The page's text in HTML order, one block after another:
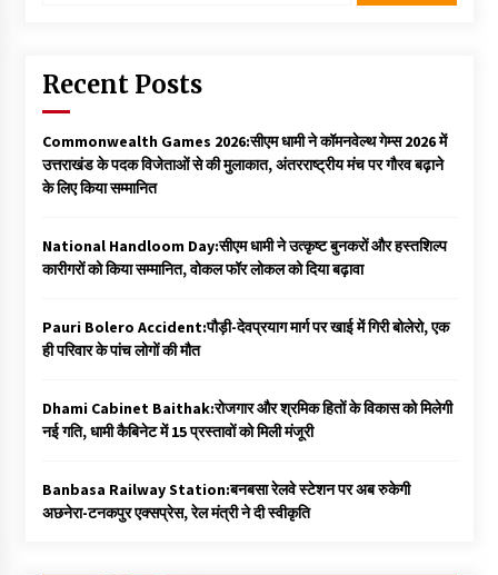
Recent Posts
Commonwealth Games 2026:सीएम धामी ने कॉमनवेल्थ गेम्स 2026 में
उत्तराखंड के पदक विजेताओं से की मुलाकात, अंतरराष्ट्रीय मंच पर गौरव बढ़ाने
के लिए किया सम्मानित
National Handloom Day:सीएम धामी ने उत्कृष्ट बुनकरों और हस्तशिल्प
कारीगरों को किया सम्मानित, वोकल फॉर लोकल को दिया बढ़ावा
Pauri Bolero Accident:पौड़ी-देवप्रयाग मार्ग पर खाई में गिरी बोलेरो, एक
ही परिवार के पांच लोगों की मौत
Dhami Cabinet Baithak:रोजगार और श्रमिक हितों के विकास को मिलेगी
नई गति, धामी कैबिनेट में 15 प्रस्तावों को मिली मंजूरी
Banbasa Railway Station:बनबसा रेलवे स्टेशन पर अब रुकेगी
अछनेरा-टनकपुर एक्सप्रेस, रेल मंत्री ने दी स्वीकृति